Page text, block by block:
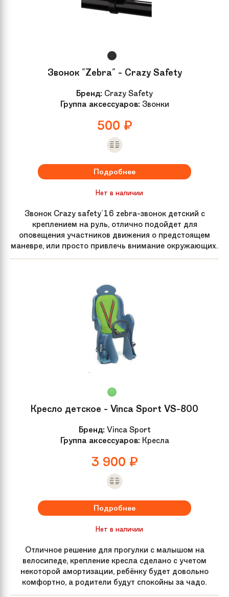
Звонок "Zebra" - Crazy Safety
Бренд: Crazy Safety
Группа аксессуаров: Звонки
500 ₽
Подробнее
Нет в наличии
Звонок Crazy safety'16 zebra-звонок детский с
креплением на руль, отлично подойдет для
оповещения участников движения о предстоящем
маневре, или просто привлечь внимание окружающих.
Кресло детское - Vinca Sport VS-800
Бренд: Vinca Sport
Группа аксессуаров: Кресла
3 900 ₽
Подробнее
Нет в наличии
Отличное решение для прогулки с малышом на
велосипеде, крепление кресла сделано с учетом
некоторой амортизации, ребёнку будет довольно
комфортно, а родители будут спокойны за чадо.